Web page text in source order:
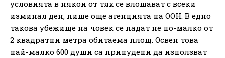
условията в някои от тях се влошават с всеки
изминал ден, пише още агенцията на ООН. В едно
такова убежище на човек се падат не по-малко от
2 квадратни метра обитаема площ. Освен това
най-малко 600 души са принудени да използват